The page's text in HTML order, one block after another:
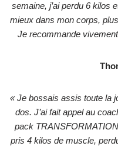
semaine, j’ai perdu 6 kilos
mieux dans mon corps,
Je recommande
« Je bossais assis toute la
dos. J’ai fait appel au
pack
pris 4 kilos de muscle,